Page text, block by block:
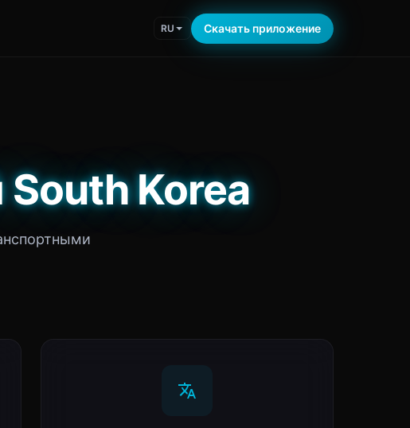
RU Скачать приложение
Korea